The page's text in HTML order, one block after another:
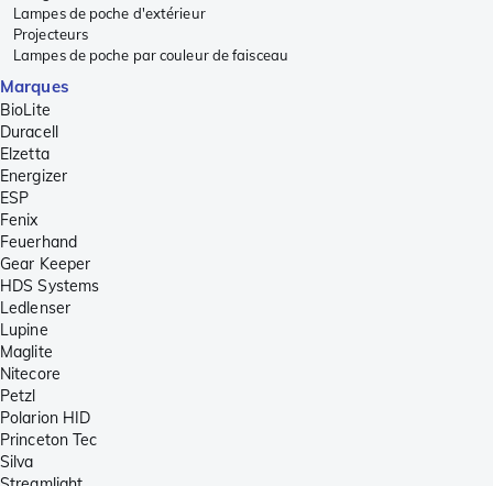
Lampes de poche d'extérieur
Projecteurs
Lampes de poche par couleur de faisceau
Marques
BioLite
Duracell
Elzetta
Energizer
ESP
Fenix
Feuerhand
Gear Keeper
HDS Systems
Ledlenser
Lupine
Maglite
Nitecore
Petzl
Polarion HID
Princeton Tec
Silva